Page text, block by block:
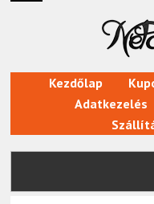
Kezdőlap
Adatkezelés